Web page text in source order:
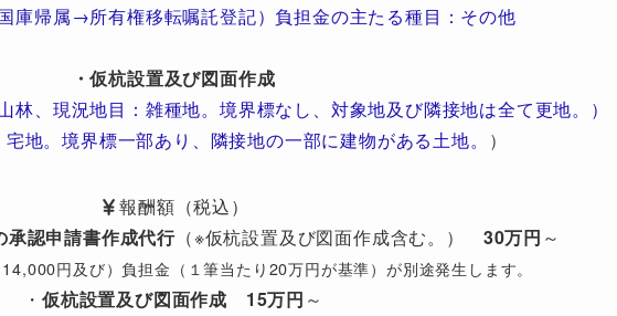
帰属→所有権移転嘱託登記）負担金の主たる種目：その他
・仮杭設置及び図面作成
、現況地目：雑種地。境界標なし、対象地及び隣接地は全て更地。）
地。境界標一部あり、隣接地の一部に建物がある土地。 ）
報酬額（税込）
承認申請書作成代行 （※仮杭設置及び図面作成含む。） 30万円 ～
円及び）負担金（１筆当たり20万円が基準）が別途発生します。
・ 仮杭設置及び図面作成 15万円 ～